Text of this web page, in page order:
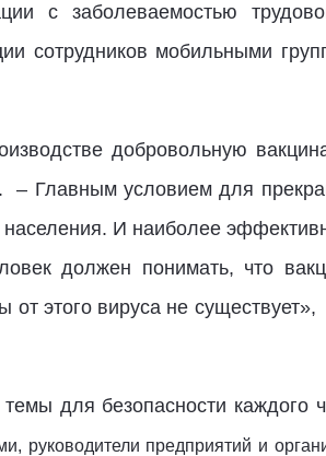
с заболеваемостью
сотрудников мобильными
добровольную
– Главным условием для
И наиболее
должен понимать, что
этого вируса не существует»,
для безопасности каждого
руководители предприятий и